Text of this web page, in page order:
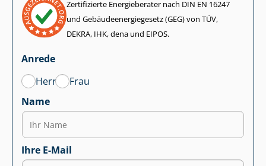
Zertifizierte Energieberater nach DIN EN 16247
und Ge­bäu­de­en­er­gie­ge­setz (GEG) von TÜV,
DEKRA, IHK, dena und EIPOS.
Anrede
Herr
Frau
Name
Ihre E-Mail